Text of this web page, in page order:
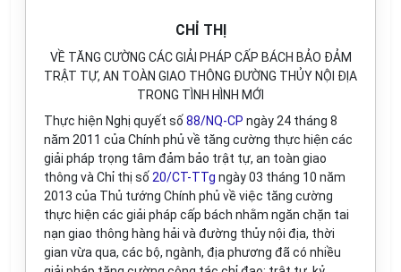
CHỈ THỊ
VỀ TĂNG CƯỜNG CÁC GIẢI PHÁP CẤP BÁCH BẢO ĐẢM
TRẬT TỰ, AN TOÀN GIAO THÔNG ĐƯỜNG THỦY NỘI ĐỊA
TRONG TÌNH HÌNH MỚI
Thực hiện Nghị quyết số 88/NQ-CP ngày 24 tháng 8
năm 2011 của Chính phủ về tăng cường thực hiện các
giải pháp trọng tâm đảm bảo trật tự, an toàn giao
thông và Chỉ thị số 20/CT-TTg ngày 03 tháng 10 năm
2013 của Thủ tướng Chính phủ về việc tăng cường
thực hiện các giải pháp cấp bách nhằm ngăn chặn tai
nạn giao thông hàng hải và đường thủy nội địa, thời
gian vừa qua, các bộ, ngành, địa phương đã có nhiều